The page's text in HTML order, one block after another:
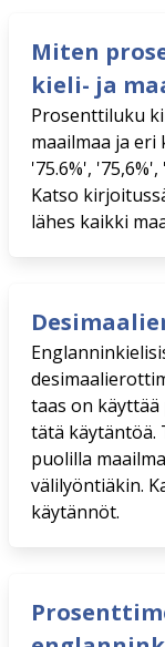
Miten
kieli- ja
Prosenttiluku
maailmaa ja eri
'75.6%',
Katso
lähes kaikki
taas on käyttää
tätä käytäntöä.
puolilla
välilyöntiäkin.
käytännöt.